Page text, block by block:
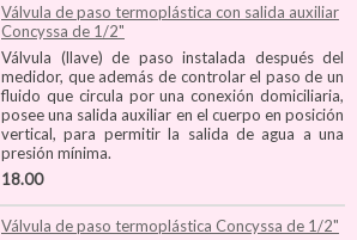
Válvula de paso termoplástica con salida auxiliar
Concyssa de 1/2"
Válvula (llave) de paso instalada después del
medidor, que además de controlar el paso de un
fluido que circula por una conexión domiciliaria,
posee una salida auxiliar en el cuerpo en posición
vertical, para permitir la salida de agua a una
presión mínima.
18.00
Válvula de paso termoplástica Concyssa de 1/2"